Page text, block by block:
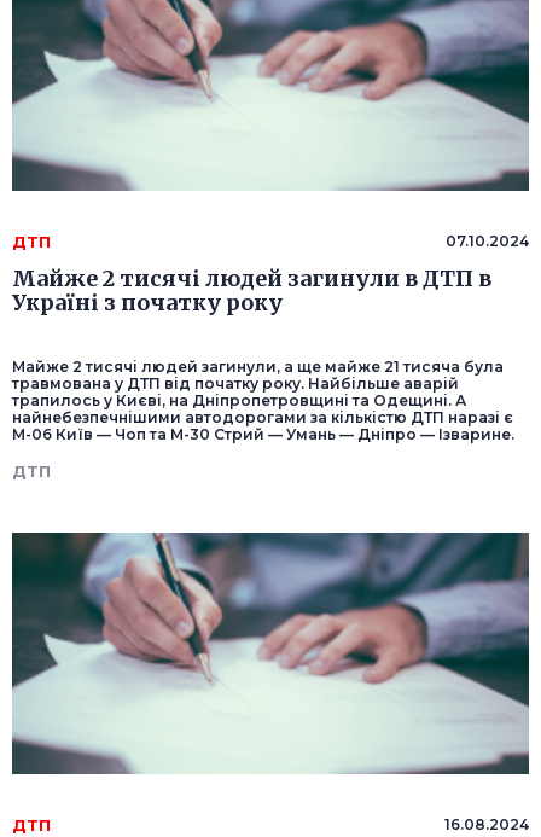
ДТП 07.10.2024
Майже 2 тисячі людей загинули в ДТП в
Україні з початку року
Майже 2 тисячі людей загинули, а ще майже 21 тисяча була
травмована у ДТП від початку року. Найбільше аварій
трапилось у Києві, на Дніпропетровщині та Одещині. А
найнебезпечнішими автодорогами за кількістю ДТП наразі є
M-06 Київ — Чоп та М-30 Стрий — Умань — Дніпро — Ізварине.
ДТП
ДТП 16.08.2024